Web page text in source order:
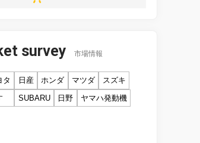
survey 市場情報
タ 日産 ホンダ マツダ
スズキ
SUBARU 日野 ヤマハ発動機